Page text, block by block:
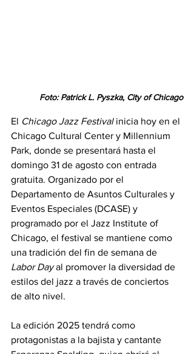
Foto: Patrick L. Pyszka, City of Chicago
El Chicago Jazz Festival inicia hoy en el
Chicago Cultural Center y Millennium
Park, donde se presentará hasta el
domingo 31 de agosto con entrada
gratuita. Organizado por el
Departamento de Asuntos Culturales y
Eventos Especiales (DCASE) y
programado por el Jazz Institute of
Chicago, el festival se mantiene como
una tradición del fin de semana de
Labor Day al promover la diversidad de
estilos del jazz a través de conciertos
de alto nivel.
La edición 2025 tendrá como
protagonistas a la bajista y cantante